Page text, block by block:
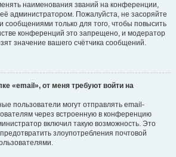
наименования званий на конференции,
администратором. Пожалуйста, не засоряйте
только для того, чтобы повысить
конференций это запрещено, и модератор
значение вашего счётчика сообщений.
«email», от меня требуют войти на
пользователи могут отправлять email-
через встроенную в конференцию
включил такую возможность. Это
злоупотребления почтовой